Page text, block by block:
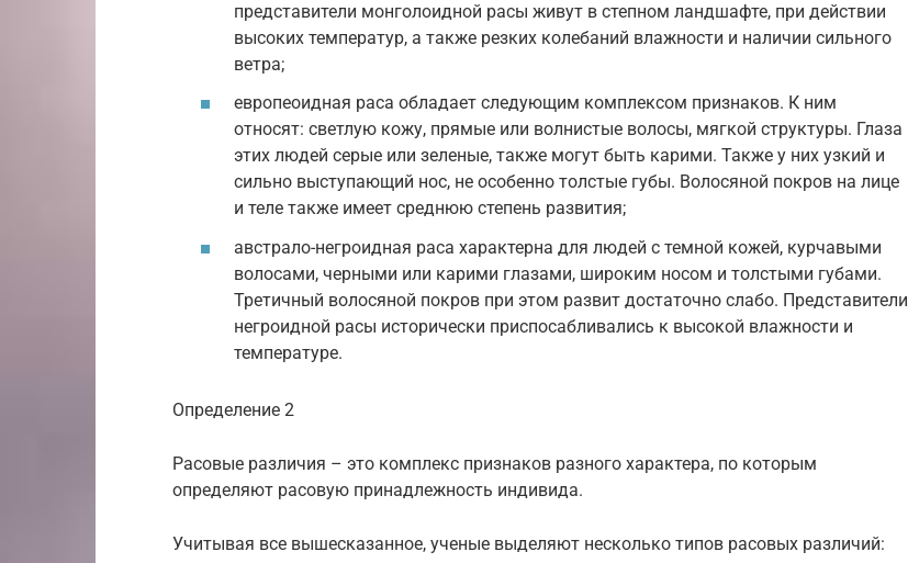
представители монголоидной расы живут в степном ландшафте, при действии
высоких температур, а также резких колебаний влажности и наличии сильного
ветра;
европеоидная раса обладает следующим комплексом признаков. К ним
относят: светлую кожу, прямые или волнистые волосы, мягкой структуры. Глаза
этих людей серые или зеленые, также могут быть карими. Также у них узкий и
сильно выступающий нос, не особенно толстые губы. Волосяной покров на лице
и теле также имеет среднюю степень развития;
австрало-негроидная раса характерна для людей с темной кожей, курчавыми
волосами, черными или карими глазами, широким носом и толстыми губами.
Третичный волосяной покров при этом развит достаточно слабо. Представители
негроидной расы исторически приспосабливались к высокой влажности и
температуре.
Определение 2
Расовые различия – это комплекс признаков разного характера, по которым
определяют расовую принадлежность индивида.
Учитывая все вышесказанное, ученые выделяют несколько типов расовых различий: